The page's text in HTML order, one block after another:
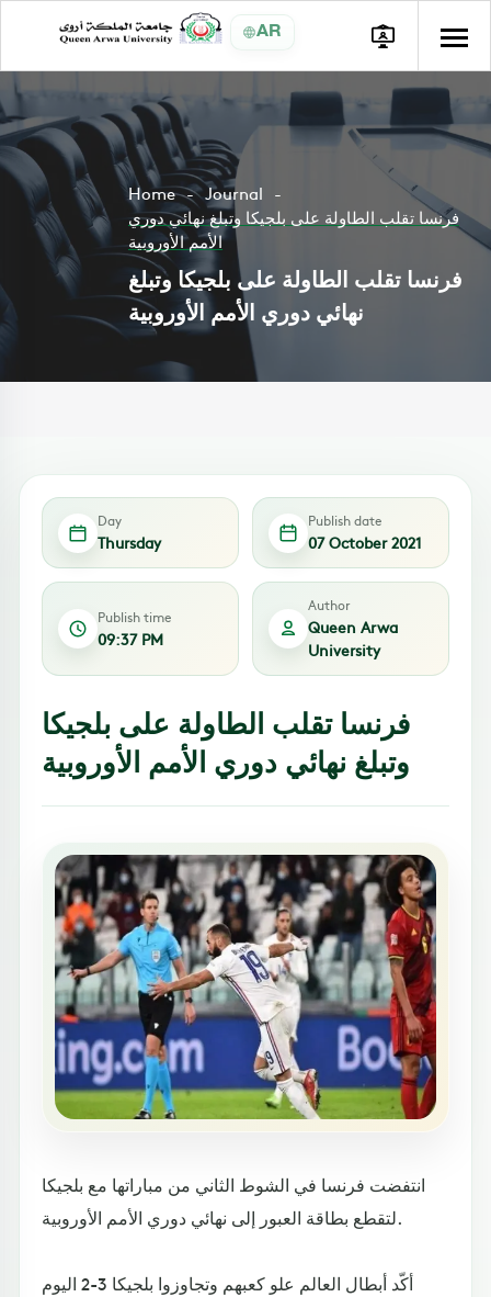
AR
Home
Journal
فرنسا تقلب الطاولة على بلجيكا وتبلغ نهائي دوري
الأمم الأوروبية
فرنسا تقلب الطاولة على بلجيكا وتبلغ
نهائي دوري الأمم الأوروبية
Day
Thursday
Publish date
07 October 2021
Publish time
09:37 PM
Author
Queen Arwa
University
فرنسا تقلب الطاولة على بلجيكا
وتبلغ نهائي دوري الأمم الأوروبية
انتفضت فرنسا في الشوط الثاني من مباراتها مع بلجيكا
لتقطع بطاقة العبور إلى نهائي دوري الأمم الأوروبية.
أكّد أبطال العالم علو كعبهم وتجاوزوا بلجيكا 3-2 اليوم